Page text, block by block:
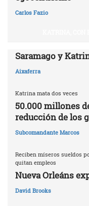
Carlos Fazio
Saramago y
Aixaferra
Katrina mata dos veces
50.000 millones
reducción de los
Subcomandante Marcos
Reciben míseros sueldos
quitan empleos
Nueva Orleáns
David Brooks